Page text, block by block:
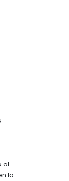
el
la